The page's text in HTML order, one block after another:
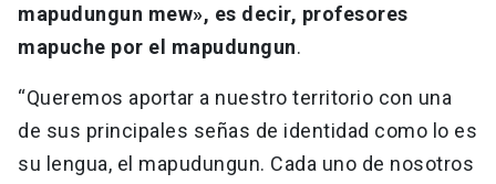
mapudungun mew», es decir, profesores
mapuche por el mapudungun.
“Queremos aportar a nuestro territorio con una
de sus principales señas de identidad como lo es
su lengua, el mapudungun. Cada uno de nosotros